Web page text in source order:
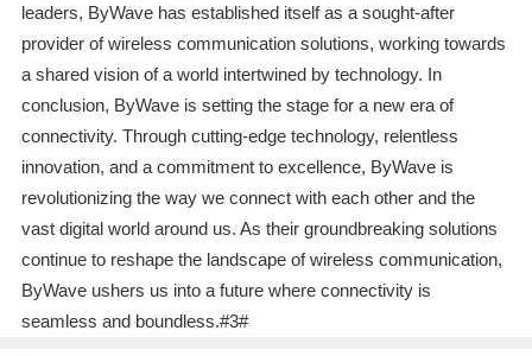
leaders, ByWave has established itself as a sought-after
provider of wireless communication solutions, working towards
a shared vision of a world intertwined by technology. In
conclusion, ByWave is setting the stage for a new era of
connectivity. Through cutting-edge technology, relentless
innovation, and a commitment to excellence, ByWave is
revolutionizing the way we connect with each other and the
vast digital world around us. As their groundbreaking solutions
continue to reshape the landscape of wireless communication,
ByWave ushers us into a future where connectivity is
seamless and boundless.#3#